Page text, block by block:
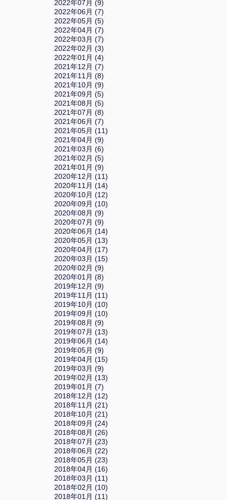
2022年07月 (9)
2022年06月 (7)
2022年05月 (5)
2022年04月 (7)
2022年03月 (7)
2022年02月 (3)
2022年01月 (4)
2021年12月 (7)
2021年11月 (8)
2021年10月 (9)
2021年09月 (5)
2021年08月 (5)
2021年07月 (8)
2021年06月 (7)
2021年05月 (11)
2021年04月 (9)
2021年03月 (6)
2021年02月 (5)
2021年01月 (9)
2020年12月 (11)
2020年11月 (14)
2020年10月 (12)
2020年09月 (10)
2020年08月 (9)
2020年07月 (9)
2020年06月 (14)
2020年05月 (13)
2020年04月 (17)
2020年03月 (15)
2020年02月 (9)
2020年01月 (8)
2019年12月 (9)
2019年11月 (11)
2019年10月 (10)
2019年09月 (10)
2019年08月 (9)
2019年07月 (13)
2019年06月 (14)
2019年05月 (9)
2019年04月 (15)
2019年03月 (9)
2019年02月 (13)
2019年01月 (7)
2018年12月 (12)
2018年11月 (21)
2018年10月 (21)
2018年09月 (24)
2018年08月 (26)
2018年07月 (23)
2018年06月 (22)
2018年05月 (23)
2018年04月 (16)
2018年03月 (11)
2018年02月 (10)
2018年01月 (11)